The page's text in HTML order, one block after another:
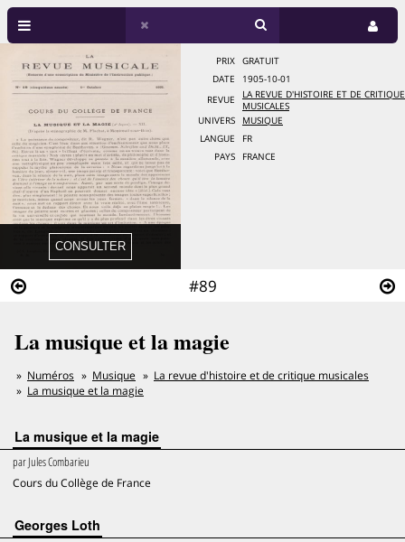
#89
PRIX
GRATUIT
DATE
1905-10-01
REVUE
LA REVUE D'HISTOIRE ET DE CRITIQUE
MUSICALES
UNIVERS
MUSIQUE
LANGUE
FR
PAYS
FRANCE
La musique et la magie
Numéros Musique
La revue d'histoire et de critique musicales
La musique et la magie
La musique et la magie
parJules Combarieu
Cours du Collège de France
Georges Loth